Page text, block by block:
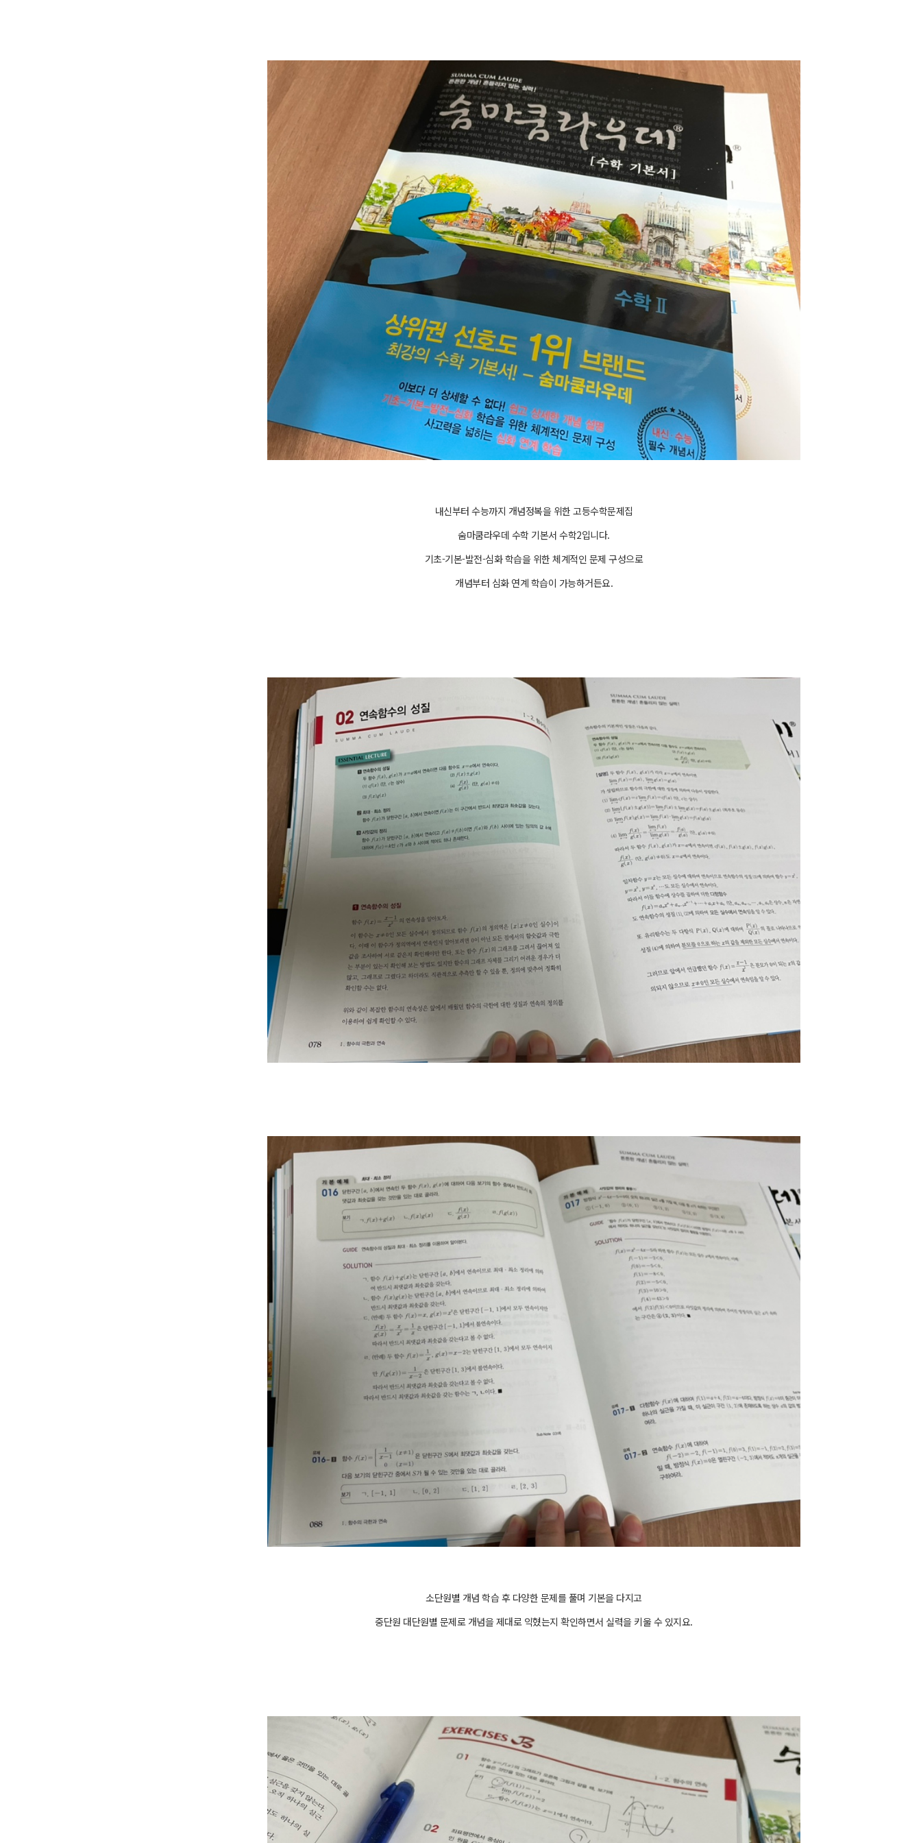
내신부터 수능까지 개념정복을 위한 고등수학문제집
숨마쿰라우데 수학 기본서 수학2입니다.
기초-기본-발전-심화 학습을 위한 체계적인 문제 구성으로
개념부터 심화 연계 학습이 가능하거든요.
소단원별 개념 학습 후 다양한 문제를 풀며 기본을 다지고
중단원 대단원별 문제로 개념을 제대로 익혔는지 확인하면서 실력을 키울 수 있지요.